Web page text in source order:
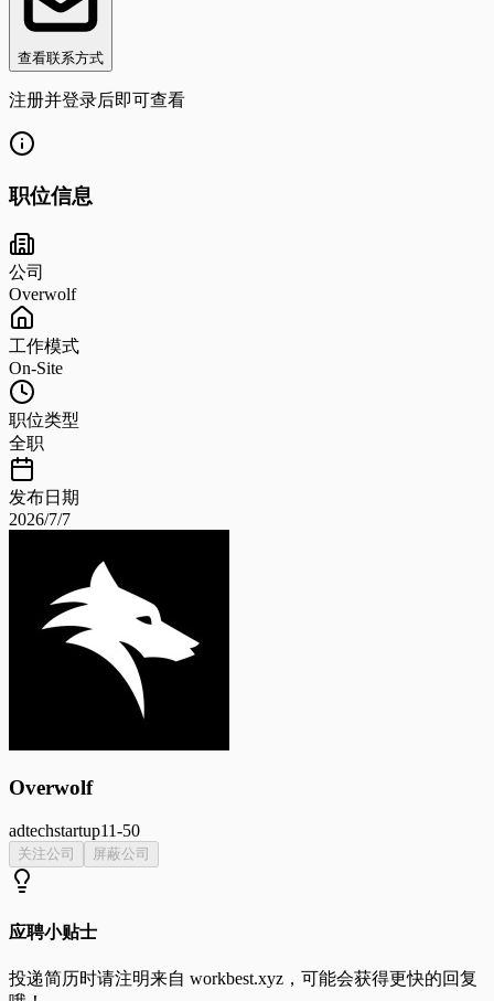
查看联系方式
注册并登录后即可查看
职位信息
公司
Overwolf
工作模式
On-Site
职位类型
全职
发布日期
2026/7/7
Overwolf
adtechstartup11-50
关注公司 屏蔽公司
应聘小贴士
投递简历时请注明来自 workbest.xyz ，可能会获得更快的回复